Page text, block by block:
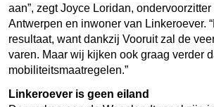
aan”, zegt Joyce Loridan,
Antwerpen en inwoner van Linkeroever.
resultaat, want dankzij Vooruit zal de
varen. Maar wij kijken ook graag verder
mobiliteitsmaatregelen.”
Linkeroever is geen eiland